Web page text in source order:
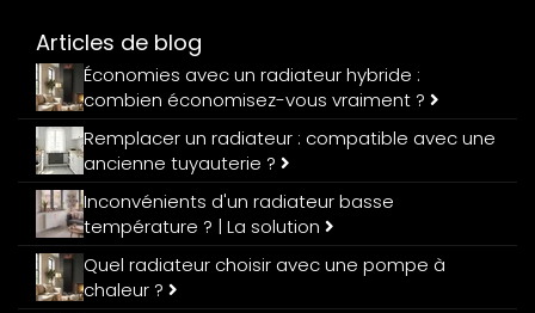
Articles de blog
Économies avec un radiateur hybride :
combien économisez-vous vraiment ?
Remplacer un radiateur : compatible avec une
ancienne tuyauterie ?
Inconvénients d'un radiateur basse
température ? | La solution
Quel radiateur choisir avec une pompe à
chaleur ?